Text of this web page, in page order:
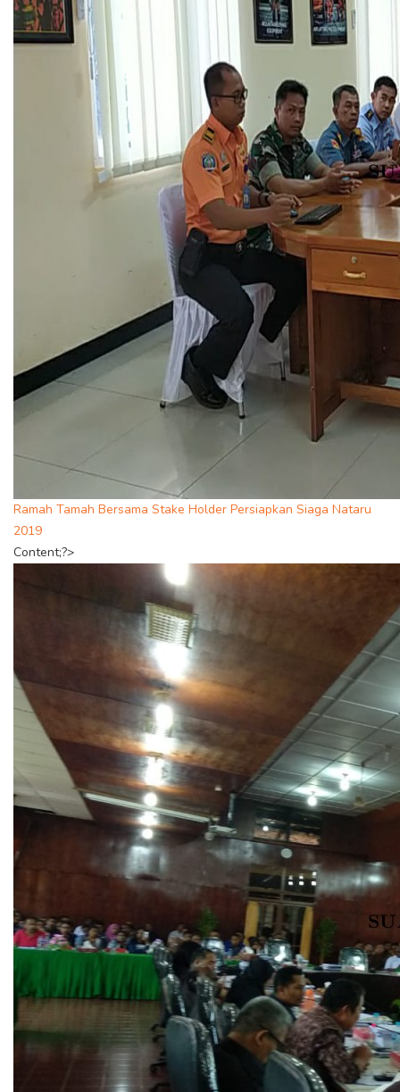
Ramah Tamah Bersama Stake Holder Persiapkan Siaga Nataru
2019
Content;?>